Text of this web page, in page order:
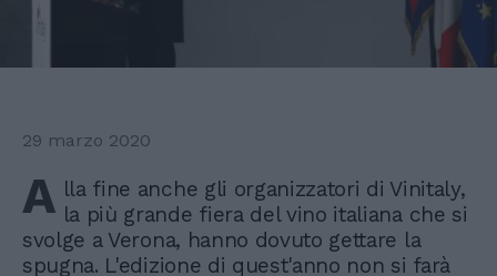
29 marzo 2020
A lla fine anche gli organizzatori di Vinitaly,
la più grande fiera del vino italiana che si
svolge a Verona, hanno dovuto gettare la
spugna. L'edizione di quest'anno non si farà